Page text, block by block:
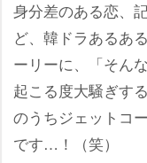
身分差のある恋、
ど、韓ドラあるあ
ーリーに、「そん
起こる度大騒ぎす
のうちジェットコ
です…！（笑）